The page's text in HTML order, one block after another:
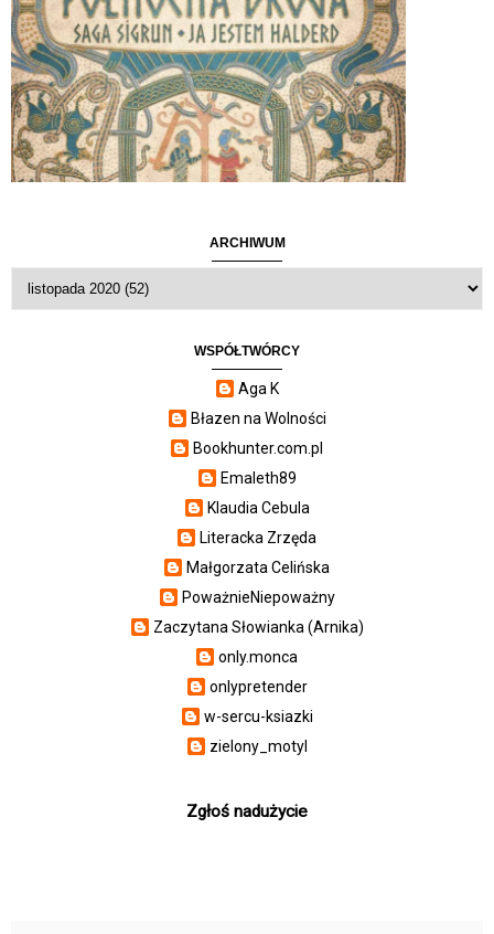
ARCHIWUM
WSPÓŁTWÓRCY
Aga K
Błazen na Wolności
Bookhunter.com.pl
Emaleth89
Klaudia Cebula
Literacka Zrzęda
Małgorzata Celińska
PoważnieNiepoważny
Zaczytana Słowianka (Arnika)
only.monca
onlypretender
w-sercu-ksiazki
zielony_motyl
Zgłoś nadużycie